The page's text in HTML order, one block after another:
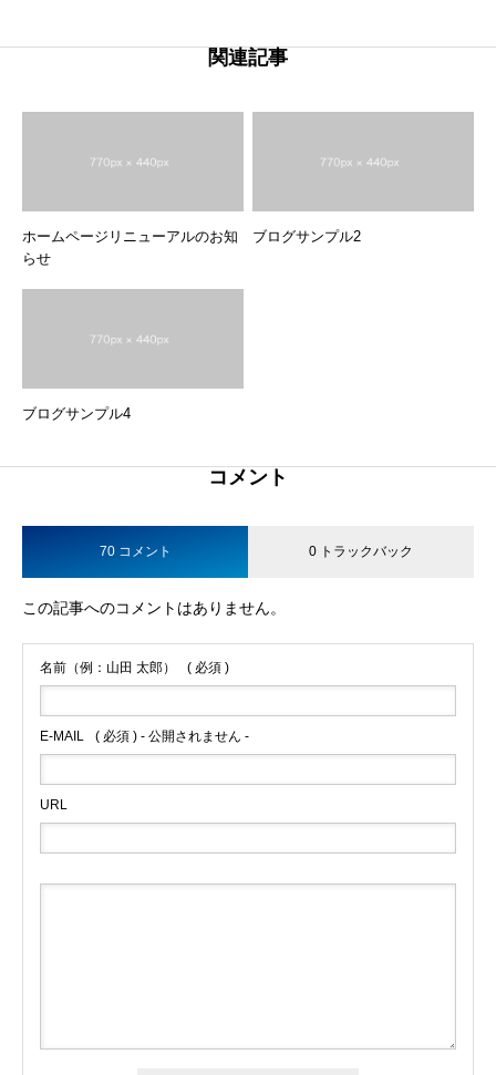
関連記事
ホームページリニューアルのお知
らせ
ブログサンプル2
ブログサンプル4
コメント
70 コメント 0 トラックバック
この記事へのコメントはありません。
名前（例：山田 太郎） ( 必須 )
E-MAIL ( 必須 ) - 公開されません -
URL